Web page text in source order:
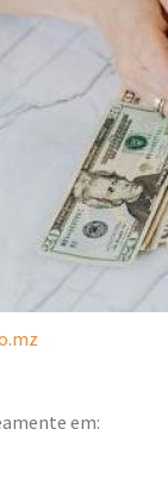
em: